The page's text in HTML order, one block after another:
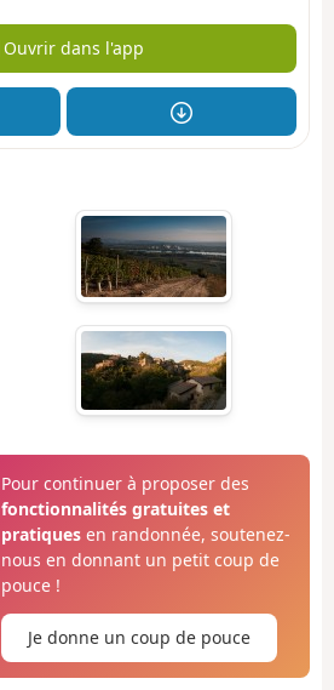
Ouvrir dans l'app
Pour continuer à proposer des
fonctionnalités gratuites et
pratiquesen randonnée, soutenez-
nous en donnant un petit coup de
pouce !
Je donne un coup de pouce